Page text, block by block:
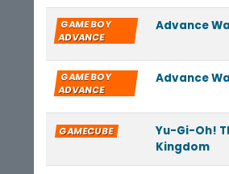
GAME BOY
ADVANCE
Advance
GAME BOY
ADVANCE
Advance
GAMECUBE
Yu-Gi-Oh!
Kingdom